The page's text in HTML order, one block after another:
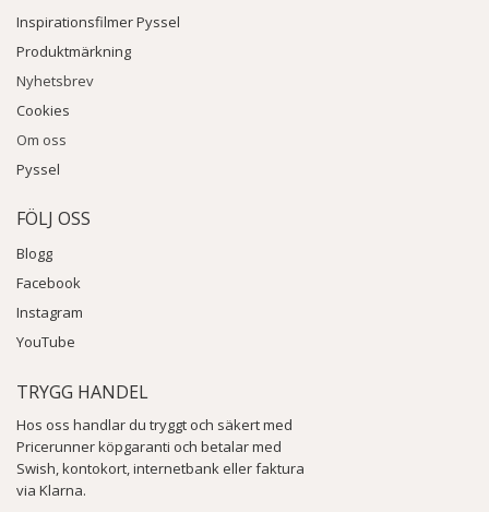
Inspirationsfilmer Pyssel
Produktmärkning
Nyhetsbrev
Cookies
Om oss
Pyssel
FÖLJ OSS
Blogg
Facebook
Instagram
YouTube
TRYGG HANDEL
Hos oss handlar du tryggt och säkert med
Pricerunner köpgaranti och betalar med
Swish, kontokort, internetbank eller faktura
via Klarna.